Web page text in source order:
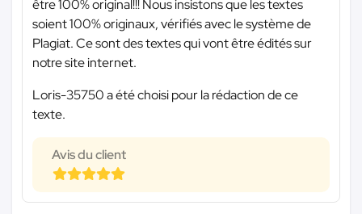
être 100% original!!! Nous insistons que les textes
soient 100% originaux, vérifiés avec le système de
Plagiat. Ce sont des textes qui vont être édités sur
notre site internet.
Loris-35750 a été choisi pour la rédaction de ce
texte.
Avis du client